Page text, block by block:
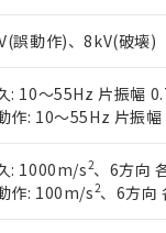
誤動作)、8kV(破壊)
: 10～55Hz 片振幅
作: 10～55Hz 片振
: 1000m/s2、6方向
作: 100m/s2、6方向
いる法
EU RoHS
51物質の非
また、
混在するこ
既に当社に
り割愛して